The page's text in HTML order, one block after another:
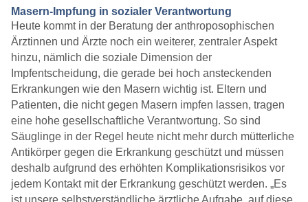
Masern-Impfung in sozialer Verantwortung
Heute kommt in der Beratung der anthroposophischen
Ärztinnen und Ärzte noch ein weiterer, zentraler Aspekt
hinzu, nämlich die soziale Dimension der
Impfentscheidung, die gerade bei hoch ansteckenden
Erkrankungen wie den Masern wichtig ist. Eltern und
Patienten, die nicht gegen Masern impfen lassen, tragen
eine hohe gesellschaftliche Verantwortung. So sind
Säuglinge in der Regel heute nicht mehr durch mütterliche
Antikörper gegen die Erkrankung geschützt und müssen
deshalb aufgrund des erhöhten Komplikationsrisikos vor
jedem Kontakt mit der Erkrankung geschützt werden. „Es
ist unsere selbstverständliche ärztliche Aufgabe, auf diese